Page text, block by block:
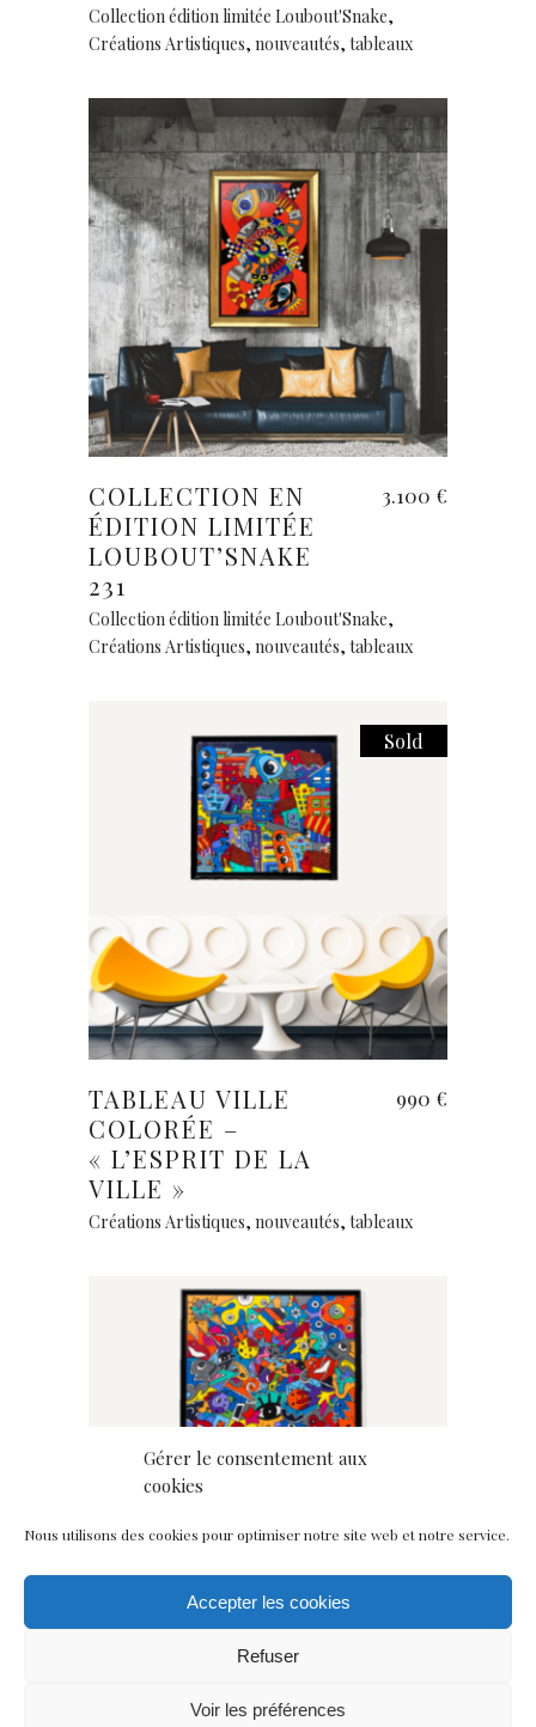
Gérer le consentement aux
cookies
Nous utilisons des cookies pour optimiser notre site web et notre service.
Accepter les cookies
Refuser
Voir les préférences
Collection édition limitée Loubout'Snake,
Créations Artistiques, nouveautés, tableaux
Ajouter au panier
COLLECTION EN
ÉDITION LIMITÉE
LOUBOUT’SNAKE
231
3.100 €
Collection édition limitée Loubout'Snake,
Créations Artistiques, nouveautés, tableaux
Sold
Lire la suite
TABLEAU VILLE
COLORÉE –
« L’ESPRIT DE LA
VILLE »
990 €
Créations Artistiques, nouveautés, tableaux
Ajouter au panier
Créations Artistiques,nouveautés,